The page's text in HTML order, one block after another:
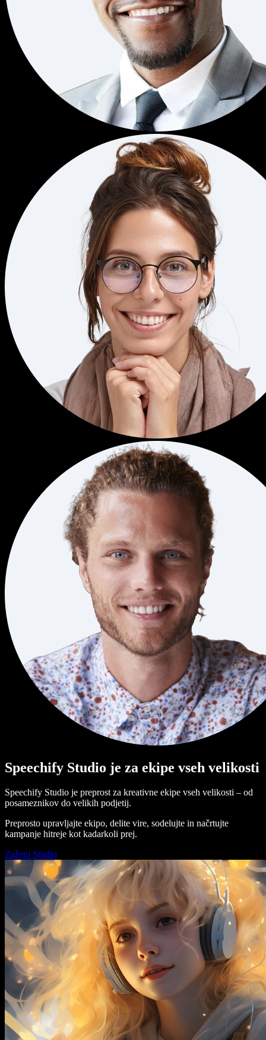
Speechify Studio je za ekipe vseh velikosti
Speechify Studio je preprost za kreativne ekipe vseh velikosti – od
posameznikov do velikih podjetij.
Preprosto upravljajte ekipo, delite vire, sodelujte in načrtujte
kampanje hitreje kot kadarkoli prej.
Zaženi Studio